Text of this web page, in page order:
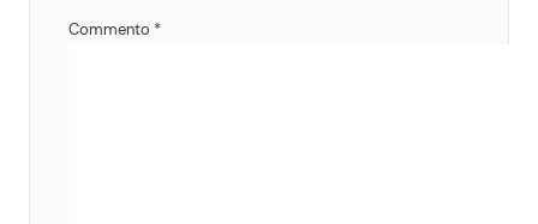
Commento *